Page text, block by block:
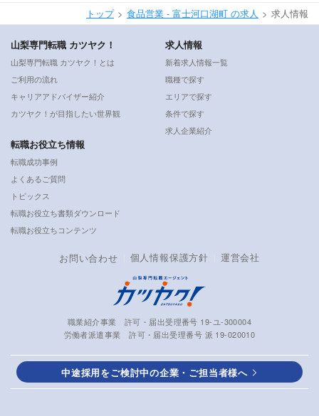
トップ 食品営業 - 富士河口湖町 の求人 求人情報
山梨専門転職 カツヤク！
山梨専門転職 カツヤク！とは
ご利用の流れ
キャリアアドバイザー紹介
カツヤク！が目指したい世界観
求人情報
新着求人情報一覧
職種で探す
エリアで探す
条件で探す
求人企業紹介
転職お役立ち情報
転職成功事例
よくあるご質問
トピックス
転職お役立ち書類ダウンロード
転職お役立ちコンテンツ
お問い合わせ 個人情報保護方針 運営会社
職業紹介事業 許可・届出受理番号 19-ユ-300004
労働者派遣事業 許可・届出受理番号 派 19-020010
中途採用をご検討中の企業・ご担当者様へ